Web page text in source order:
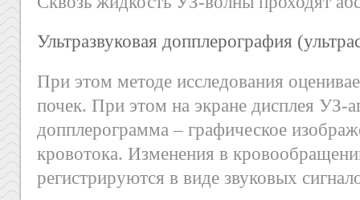
Ультразвуковая допплерография
При этом методе исследования
почек. При этом на экране дисплея УЗ-
допплерограмма – графическое
кровотока. Изменения в
регистрируются в виде звуковых